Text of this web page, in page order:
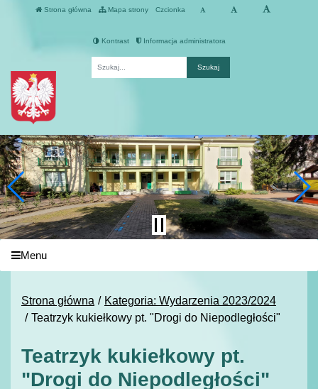
Strona główna Mapa strony Czcionka
Kontrast Informacja administratora
Menu
Strona główna
Kategoria: Wydarzenia 2023/2024
Teatrzyk kukiełkowy pt. "Drogi do Niepodległości"
Teatrzyk kukiełkowy pt.
"Drogi do Niepodległości"